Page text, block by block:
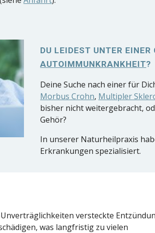
DU LEIDEST UNTER
AUTOIMMUNKRANKHEIT?
Deine Suche nach einer für
Morbus Crohn, Multipler
bisher nicht weitergebracht,
Gehör?
In unserer Naturheilpraxis
Erkrankungen spezialisiert.
versteckte
was langfristig zu vielen